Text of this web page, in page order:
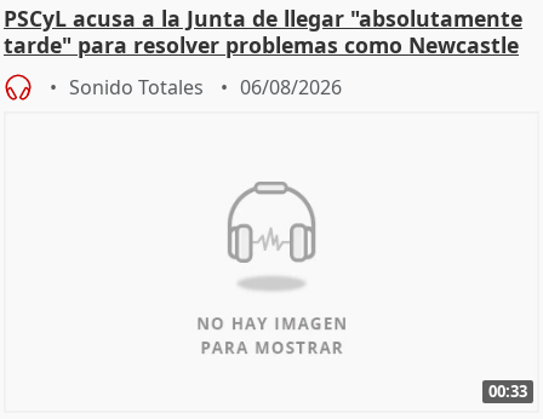
PSCyL acusa a la Junta de llegar "absolutamente
tarde" para resolver problemas como Newcastle
Sonido Totales 06/08/2026
00:33